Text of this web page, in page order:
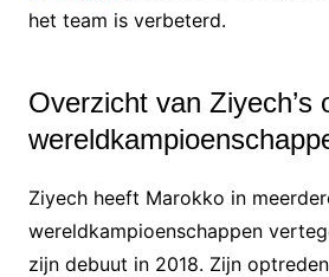
het team is verbeterd.
Overzicht van Ziyech’s
Ziyech heeft Marokko in
wereldkampioenschappen
zijn debuut in 2018. Zijn